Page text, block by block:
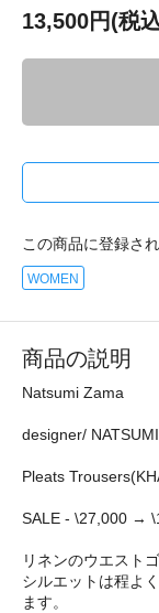
13,500円(税
この商品に登録さ
WOMEN
商品の説明
Natsumi Zama
designer/
Pleats
SALE - \27,000 →
リネンのウエスト
シルエットは程よ
ます。